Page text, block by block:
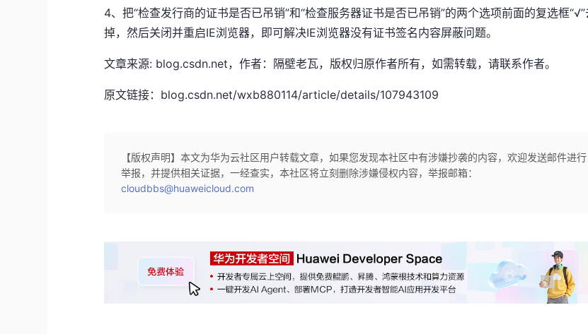
4、把“检查发行商的证书是否已吊销”和“检查服务器证书是否已吊销”的两个选项前面的复选框“√”
掉，然后关闭并重启IE浏览器，即可解决IE浏览器没有证书签名内容屏蔽问题。
文章来源: blog.csdn.net，作者：隔壁老瓦，版权归原作者所有，如需转载，请联系作者。
原文链接：blog.csdn.net/wxb880114/article/details/107943109
【版权声明】本文为华为云社区用户转载文章，如果您发现本社区中有涉嫌抄袭的内容，欢迎发送邮件进行
举报，并提供相关证据，一经查实，本社区将立刻删除涉嫌侵权内容，举报邮箱：
cloudbbs@huaweicloud.com